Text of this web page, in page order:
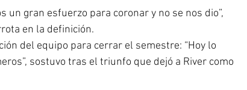
un gran esfuerzo para coronar y no se nos dio”,
en la definición.
del equipo para cerrar el semestre: “Hoy lo
sostuvo tras el triunfo que dejó a River como